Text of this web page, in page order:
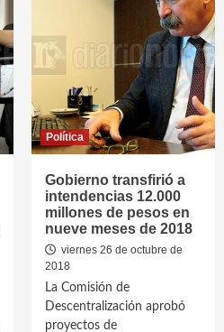
Política
Gobierno transfirió a
intendencias 12.000
millones de pesos en
nueve meses de 2018
viernes 26 de octubre de
2018
La Comisión de
Descentralización aprobó
proyectos de